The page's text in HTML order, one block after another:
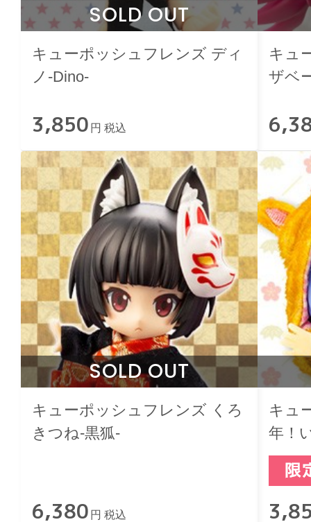
SOLD OUT
キューポッシュフレンズ ディ
ノ-Dino-
3,850 円 税込
キュ
ザベ
SOLD OUT
キューポッシュフレンズ くろ
きつね-黒狐-
6,380 円 税込
キュ
年！